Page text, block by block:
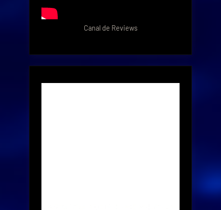
Canal de Reviews